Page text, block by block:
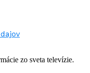
zo sveta televízie.